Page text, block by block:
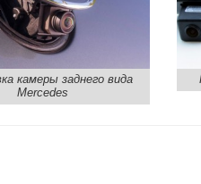
камеры заднего вида
Mercedes